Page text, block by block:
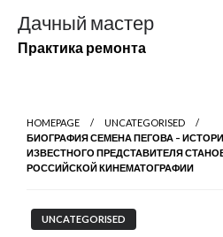
содержимому
Дачный мастер
Практика ремонта
HOMEPAGE
UNCATEGORISED
БИОГРАФИЯ СЕМЕНА ПЕГОВА –
ИЗВЕСТНОГО ПРЕДСТАВИТЕЛЯ
РОССИЙСКОЙ КИНЕМАТОГРАФИИ
UNCATEGORISED